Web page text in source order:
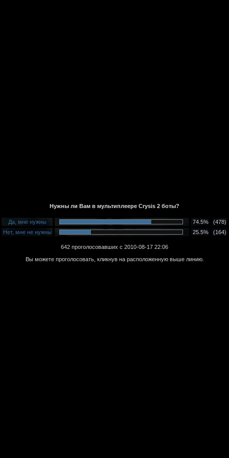
Нужны ли Вам в мультиплеере Crysis 2 боты?
Да, мне нужны 74.5%
(478)
Нет, мне не нужны
25.5% (164)
642 проголосовавших с 2010-08-17 22:06
Вы можете проголосовать, кликнув на расположенную выше линию.